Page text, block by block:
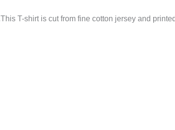
This T-shirt is cut from fine cotton jersey and